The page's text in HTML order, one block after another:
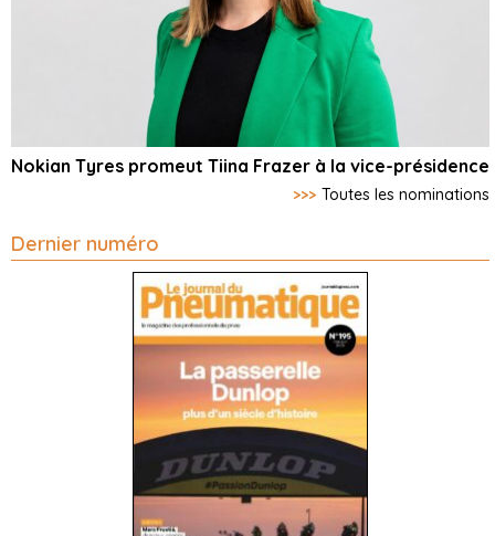
Nokian Tyres promeut Tiina Frazer à la vice-présidence
>>> Toutes les nominations
Dernier numéro